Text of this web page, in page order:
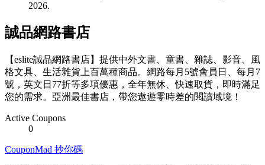
2026.
誠品網路書店
【eslite誠品網路書店】提供中外文書、童書、雜誌、影音、風
格文具、生活雜貨上百萬種商品。網路每月5號會員日、每月7
號，英文日77折等多項優惠，全年無休、快速取貨，即時滿足
您的需求。亞洲最佳書店，帶您遨遊零時差的閱讀域境！
Active Coupons
0
CouponMad 抄你碼